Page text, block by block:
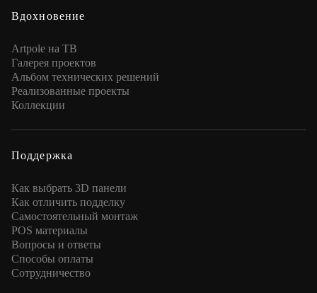
Вдохновение
Artpole на ТВ
Галерея проектов
Альбом технических решений
Реализованные проекты
Коллекции
Поддержка
Как выбрать 3D панели
Как отличить подделку
Самостоятельный монтаж
POS материалы
Вопросы и ответы
Способы оплаты
Сотрудничество